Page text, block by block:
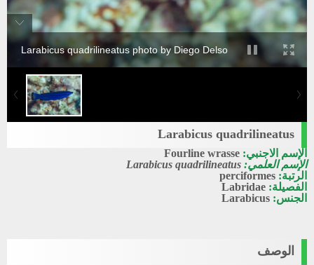
Larabicus quadrilineatus photo by Diego Delso
Larabicus quadrilineatus
الإسم الاجنبي: Fourline wrasse
الإسم العلمي: Larabicus quadrilineatus
الرتبة: perciformes
الفصيلة: Labridae
الجنس: Larabicus
الوصف